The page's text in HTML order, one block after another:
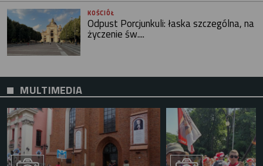
KOŚCIÓŁ
Odpust Porcjunkuli: łaska szczególna, na
życzenie św....
MULTIMEDIA